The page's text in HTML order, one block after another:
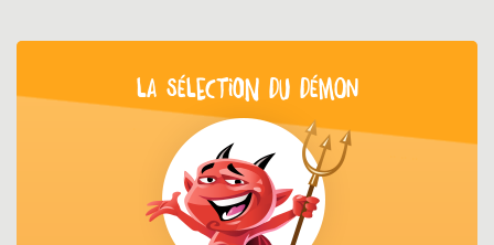
LA SÉLECTION DU DÉMON